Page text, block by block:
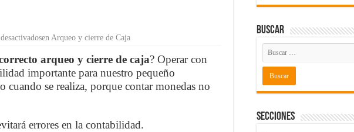
en Arqueo y cierre de Caja
arqueo y cierre de caja? Operar con
importante para nuestro pequeño
cuando se realiza, porque contar monedas no
errores en la contabilidad.
Buscar
Secciones